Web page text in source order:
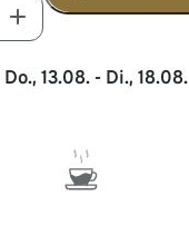
Do., 13.08. - Di., 18.08.